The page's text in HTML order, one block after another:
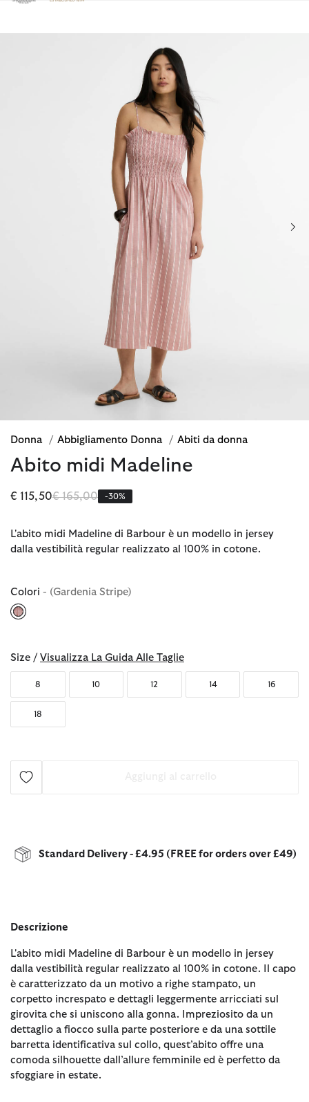
Clicca per visualizzare la nostra Dichiarazione di Accessibilità
Donna / Abbigliamento Donna / Abiti da donna
Abito midi Madeline
€ 115,50Prezzo ridotto da
€ 165,00a -30%
L'abito midi Madeline di Barbour è un modello in jersey
dalla vestibilità regular realizzato al 100% in cotone.
Colori - (Gardenia Stripe)
Size / Visualizza La Guida Alle Taglie
8 10 12 14 16
18
Standard Delivery - £4.95 (FREE for orders over £49)
Descrizione
L'abito midi Madeline di Barbour è un modello in jersey
dalla vestibilità regular realizzato al 100% in cotone. Il capo
è caratterizzato da un motivo a righe stampato, un
corpetto increspato e dettagli leggermente arricciati sul
girovita che si uniscono alla gonna. Impreziosito da un
dettaglio a fiocco sulla parte posteriore e da una sottile
barretta identificativa sul collo, quest’abito offre una
comoda silhouette dall’allure femminile ed è perfetto da
sfoggiare in estate.